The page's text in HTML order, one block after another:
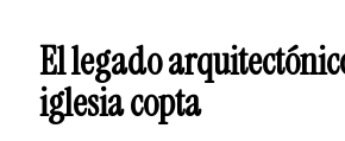
El legado
iglesia copta